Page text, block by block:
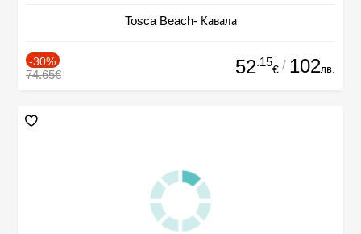
Tosca Beach- Кавала
-30%
74.65€ 52.15
€ / 102лв.